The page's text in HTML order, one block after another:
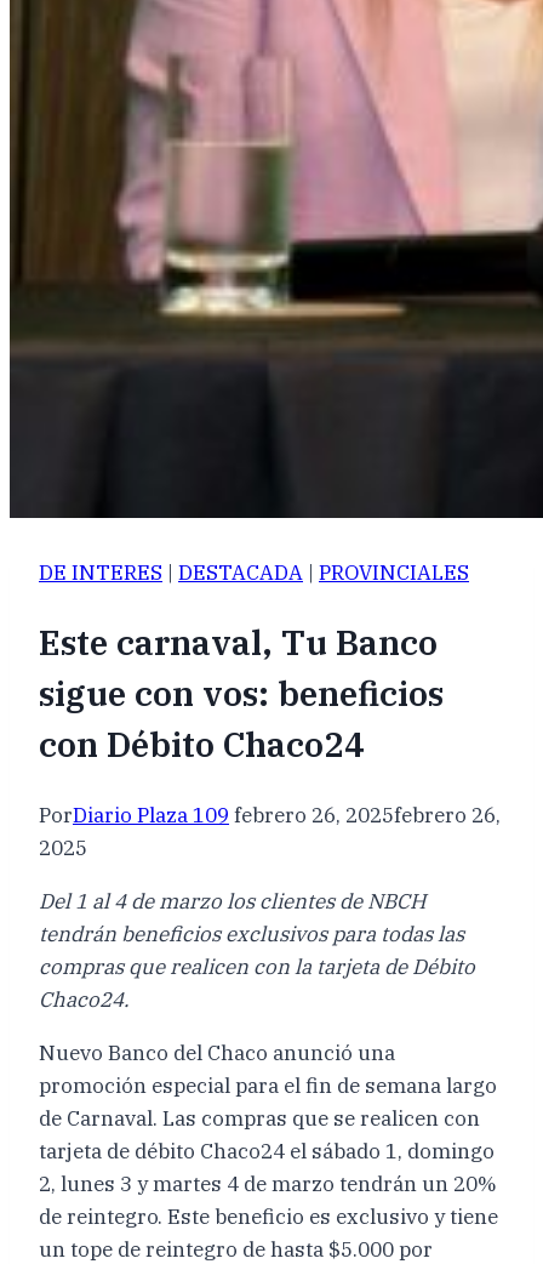
DE INTERES | DESTACADA | PROVINCIALES
Este carnaval, Tu Banco
sigue con vos: beneficios
con Débito Chaco24
PorDiario Plaza 109 febrero 26, 2025febrero 26,
2025
Del 1 al 4 de marzo los clientes de NBCH
tendrán beneficios exclusivos para todas las
compras que realicen con la tarjeta de Débito
Chaco24.
Nuevo Banco del Chaco anunció una
promoción especial para el fin de semana largo
de Carnaval. Las compras que se realicen con
tarjeta de débito Chaco24 el sábado 1, domingo
2, lunes 3 y martes 4 de marzo tendrán un 20%
de reintegro. Este beneficio es exclusivo y tiene
un tope de reintegro de hasta $5.000 por